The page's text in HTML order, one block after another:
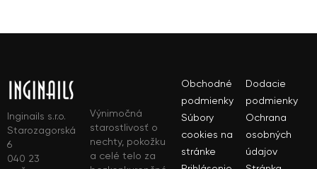
Inginails s.r.o.
Starozagorská
6
040 23
Výnimočná
starostlivosť o
nechty, pokožku
a celé telo za
Obchodné
podmienky
Dodacie
podmienky
Súbory
cookies na
stránke
Ochrana
osobných
údajov